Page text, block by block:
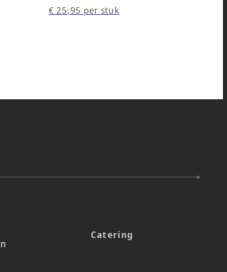
€ 25,95 per stuk
Catering